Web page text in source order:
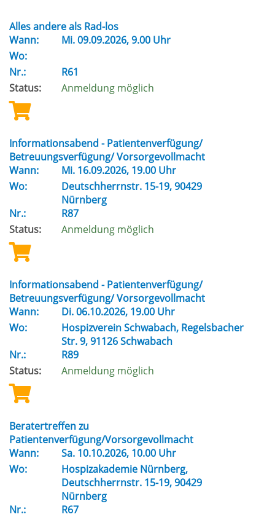
Alles andere als Rad-los
Wann:
Mi.09.09.2026, 9.00 Uhr
Wo:
Nr.:
R61
Status:
Anmeldung möglich
Informationsabend - Patientenverfügung/
Betreuungsverfügung/ Vorsorgevollmacht
Wann:
Mi. 16.09.2026, 19.00 Uhr
Wo:
Deutschherrnstr. 15-19, 90429
Nürnberg
Nr.:
R87
Status:
Anmeldung möglich
Informationsabend - Patientenverfügung/
Betreuungsverfügung/ Vorsorgevollmacht
Wann:
Di.06.10.2026, 19.00 Uhr
Wo:
Hospizverein Schwabach, Regelsbacher
Str. 9, 91126 Schwabach
Nr.:
R89
Status:
Anmeldung möglich
Beratertreffen zu
Patientenverfügung/Vorsorgevollmacht
Wann:
Sa. 10.10.2026, 10.00 Uhr
Wo:
Hospizakademie Nürnberg,
Deutschherrnstr. 15-19, 90429
Nürnberg
Nr.:
R67